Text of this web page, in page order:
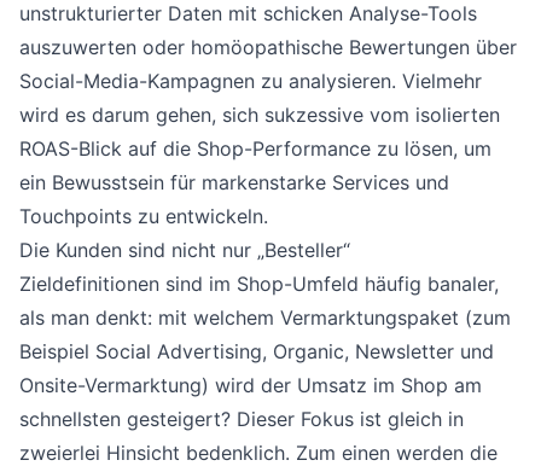
unstrukturierter Daten mit schicken Analyse-Tools
auszuwerten oder homöopathische Bewertungen über
Social-Media-Kampagnen zu analysieren. Vielmehr
wird es darum gehen, sich sukzessive vom isolierten
ROAS-Blick auf die Shop-Performance zu lösen, um
ein Bewusstsein für markenstarke Services und
Touchpoints zu entwickeln.
Die Kunden sind nicht nur „Besteller“
Zieldefinitionen sind im Shop-Umfeld häufig banaler,
als man denkt: mit welchem Vermarktungspaket (zum
Beispiel Social Advertising, Organic, Newsletter und
Onsite-Vermarktung) wird der Umsatz im Shop am
schnellsten gesteigert? Dieser Fokus ist gleich in
zweierlei Hinsicht bedenklich. Zum einen werden die